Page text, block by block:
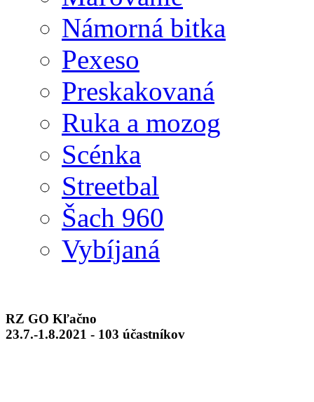
Námorná bitka
Pexeso
Preskakovaná
Ruka a mozog
Scénka
Streetbal
Šach 960
Vybíjaná
RZ GO Kľačno
23.7.-1.8.2021 - 103 účastníkov